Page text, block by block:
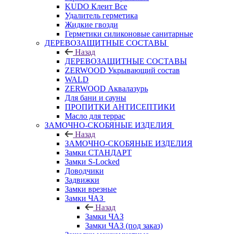
KUDO Клеит Все
Удалитель герметика
Жидкие гвозди
Герметики силиконовые санитарные
ДЕРЕВОЗАЩИТНЫЕ СОСТАВЫ
Назад
ДЕРЕВОЗАЩИТНЫЕ СОСТАВЫ
ZERWOOD Укрывающий состав
WALD
ZERWOOD Аквалазурь
Для бани и сауны
ПРОПИТКИ АНТИСЕПТИКИ
Масло для террас
ЗАМОЧНО-СКОБЯНЫЕ ИЗДЕЛИЯ
Назад
ЗАМОЧНО-СКОБЯНЫЕ ИЗДЕЛИЯ
Замки СТАНДАРТ
Замки S-Locked
Доводчики
Задвижки
Замки врезные
Замки ЧАЗ
Назад
Замки ЧАЗ
Замки ЧАЗ (под заказ)